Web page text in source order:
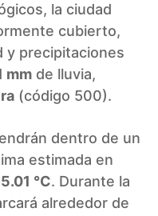
la ciudad
cubierto,
y precipitaciones
mm de lluvia,
(código 500).
dentro de un
estimada en
°C. Durante la
alrededor de